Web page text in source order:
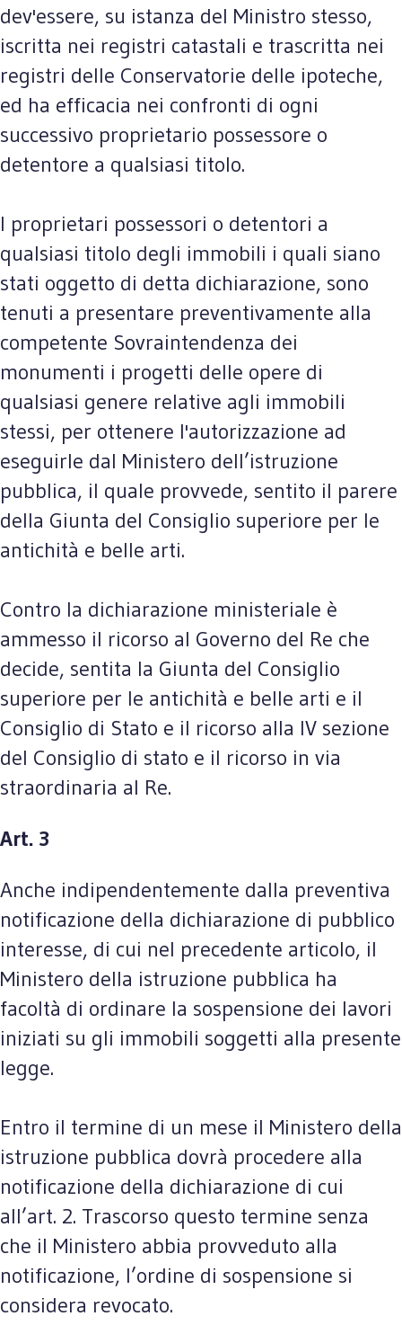
dev'essere, su istanza del Ministro stesso,
iscritta nei registri catastali e trascritta nei
registri delle Conservatorie delle ipoteche,
ed ha efficacia nei confronti di ogni
successivo proprietario possessore o
detentore a qualsiasi titolo.
I proprietari possessori o detentori a
qualsiasi titolo degli immobili i quali siano
stati oggetto di detta dichiarazione, sono
tenuti a presentare preventivamente alla
competente Sovraintendenza dei
monumenti i progetti delle opere di
qualsiasi genere relative agli immobili
stessi, per ottenere l'autorizzazione ad
eseguirle dal Ministero dell’istruzione
pubblica, il quale provvede, sentito il parere
della Giunta del Consiglio superiore per le
antichità e belle arti.
Contro la dichiarazione ministeriale è
ammesso il ricorso al Governo del Re che
decide, sentita la Giunta del Consiglio
superiore per le antichità e belle arti e il
Consiglio di Stato e il ricorso alla IV sezione
del Consiglio di stato e il ricorso in via
straordinaria al Re.
Art. 3
Anche indipendentemente dalla preventiva
notificazione della dichiarazione di pubblico
interesse, di cui nel precedente articolo, il
Ministero della istruzione pubblica ha
facoltà di ordinare la sospensione dei lavori
iniziati su gli immobili soggetti alla presente
legge.
Entro il termine di un mese il Ministero della
istruzione pubblica dovrà procedere alla
notificazione della dichiarazione di cui
all’art. 2. Trascorso questo termine senza
che il Ministero abbia provveduto alla
notificazione, l’ordine di sospensione si
considera revocato.